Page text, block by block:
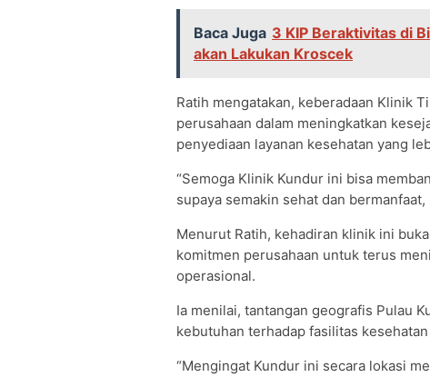
Baca Juga 3 KIP Beraktivitas di
akan Lakukan Kroscek
Ratih mengatakan, keberadaan Klinik
perusahaan dalam meningkatkan
penyediaan layanan kesehatan yang
“Semoga Klinik Kundur ini bisa
supaya semakin sehat dan
Menurut Ratih, kehadiran klinik ini
komitmen perusahaan untuk terus
operasional.
Ia menilai, tantangan geografis Pulau
kebutuhan terhadap fasilitas
“Mengingat Kundur ini secara lokasi